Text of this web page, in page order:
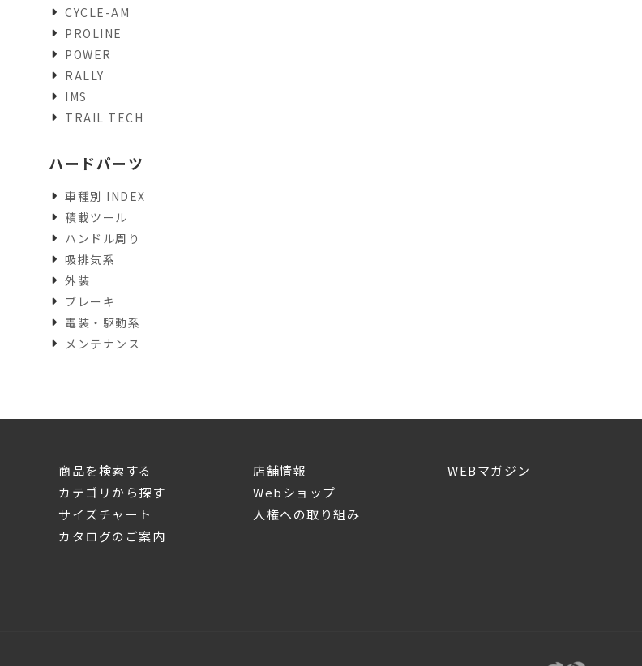
CYCLE-AM
PROLINE
POWER
RALLY
IMS
TRAIL TECH
ハードパーツ
車種別 INDEX
積載ツール
ハンドル周り
吸排気系
外装
ブレーキ
電装・駆動系
メンテナンス
商品を検索する
カテゴリから探す
サイズチャート
カタログのご案内
店舗情報
Webショップ
人権への取り組み
WEBマガジン